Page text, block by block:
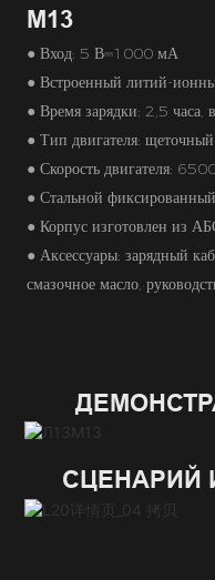
M13
● Вход: 5 В⎓1000 мА
● Встроенный литий-
● Время зарядки: 2,5
● Тип двигателя:
● Скорость двигателя:
● Стальной
● Корпус изготовлен из
● Аксессуары: зарядный
смазочное масло,
СЦЕНАРИЙ